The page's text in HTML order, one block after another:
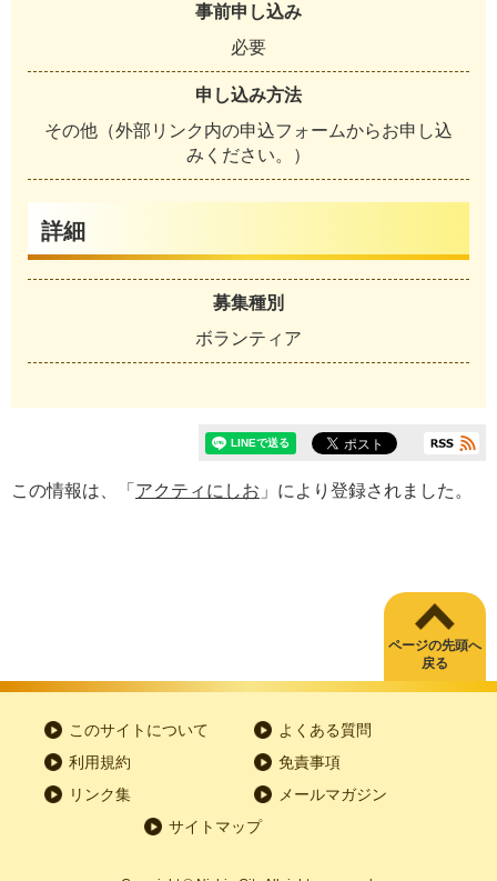
事前申し込み
必要
申し込み方法
その他（外部リンク内の申込フォームからお申し込
みください。）
詳細
募集種別
ボランティア
この情報は、「 アクティにしお 」により登録されました。
ページの先頭へ
戻る
このサイトについて
よくある質問
利用規約
免責事項
リンク集
メールマガジン
サイトマップ